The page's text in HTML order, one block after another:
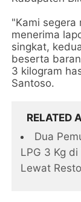
"Kami segera
menerima
singkat,
beserta
3 kilogram
Santoso.
RELATED
Dua
LPG 3 Kg
Lewat